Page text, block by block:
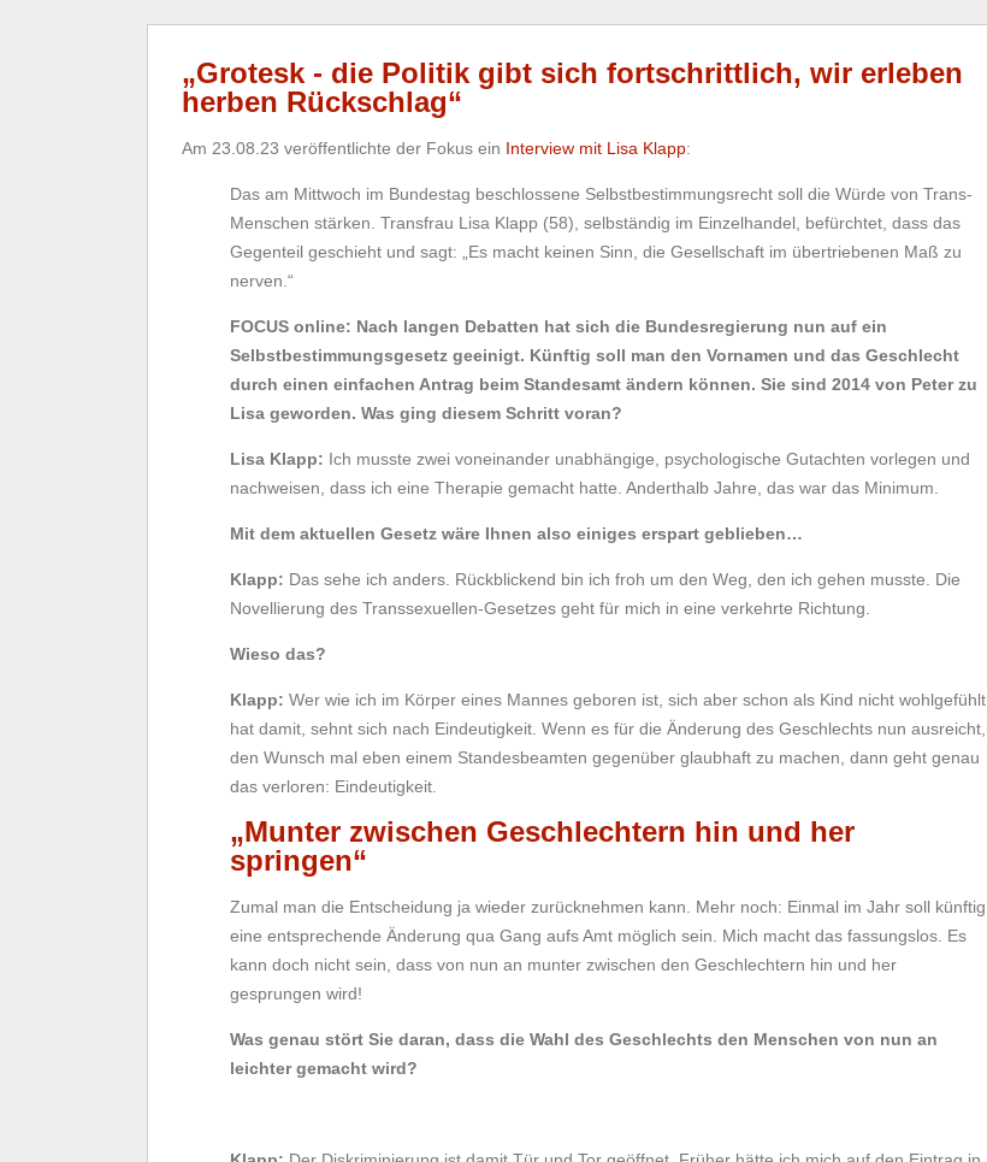
„Grotesk - die Politik gibt sich fortschrittlich, wir erleben
herben Rückschlag“
Am 23.08.23 veröffentlichte der Fokus ein Interview mit Lisa Klapp:
Das am Mittwoch im Bundestag beschlossene Selbstbestimmungsrecht soll die Würde von Trans-
Menschen stärken. Transfrau Lisa Klapp (58), selbständig im Einzelhandel, befürchtet, dass das
Gegenteil geschieht und sagt: „Es macht keinen Sinn, die Gesellschaft im übertriebenen Maß zu
nerven.“
FOCUS online: Nach langen Debatten hat sich die Bundesregierung nun auf ein
Selbstbestimmungsgesetz geeinigt. Künftig soll man den Vornamen und das Geschlecht
durch einen einfachen Antrag beim Standesamt ändern können. Sie sind 2014 von Peter zu
Lisa geworden. Was ging diesem Schritt voran?
Lisa Klapp: Ich musste zwei voneinander unabhängige, psychologische Gutachten vorlegen und
nachweisen, dass ich eine Therapie gemacht hatte. Anderthalb Jahre, das war das Minimum.
Mit dem aktuellen Gesetz wäre Ihnen also einiges erspart geblieben…
Klapp: Das sehe ich anders. Rückblickend bin ich froh um den Weg, den ich gehen musste. Die
Novellierung des Transsexuellen-Gesetzes geht für mich in eine verkehrte Richtung.
Wieso das?
Klapp: Wer wie ich im Körper eines Mannes geboren ist, sich aber schon als Kind nicht wohlgefühlt
hat damit, sehnt sich nach Eindeutigkeit. Wenn es für die Änderung des Geschlechts nun ausreicht,
den Wunsch mal eben einem Standesbeamten gegenüber glaubhaft zu machen, dann geht genau
das verloren: Eindeutigkeit.
„Munter zwischen Geschlechtern hin und her
springen“
Zumal man die Entscheidung ja wieder zurücknehmen kann. Mehr noch: Einmal im Jahr soll künftig
eine entsprechende Änderung qua Gang aufs Amt möglich sein. Mich macht das fassungslos. Es
kann doch nicht sein, dass von nun an munter zwischen den Geschlechtern hin und her
gesprungen wird!
Was genau stört Sie daran, dass die Wahl des Geschlechts den Menschen von nun an
leichter gemacht wird?